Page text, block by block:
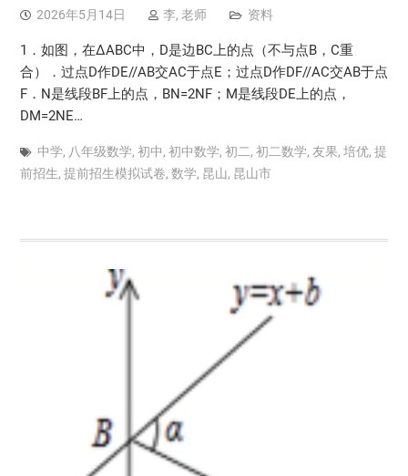
2026年5月14日 李, 老师 资料
1．如图，在ΔABC中，D是边BC上的点（不与点B，C重
合）．过点D作DE//AB交AC于点E；过点D作DF//AC交AB于点
F．N是线段BF上的点，BN=2NF；M是线段DE上的点，
DM=2NE…
中学, 八年级数学, 初中, 初中数学, 初二, 初二数学, 友果, 培优, 提
前招生, 提前招生模拟试卷, 数学, 昆山, 昆山市